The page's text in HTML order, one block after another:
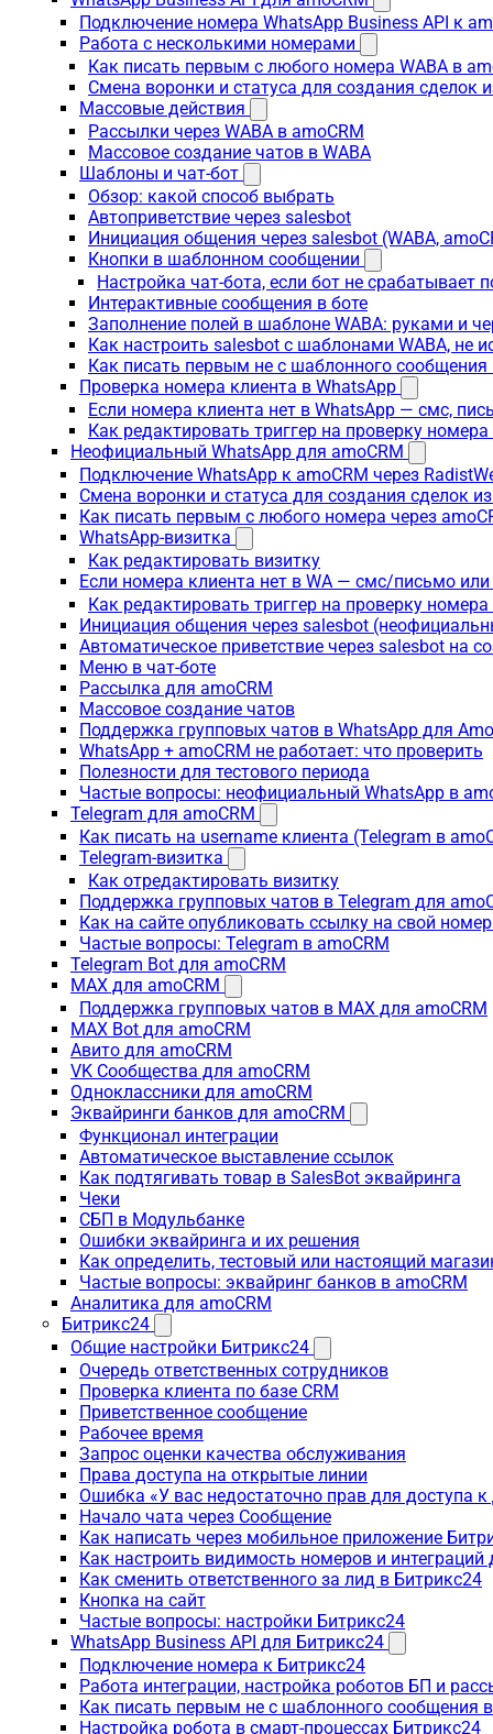
Подключение номера WhatsApp Business API к
Работа с несколькими номерами
Как писать первым с любого номера WABA в
Смена воронки и статуса для создания сделок
Массовые действия
Рассылки через WABA в amoCRM
Массовое создание чатов в WABA
Шаблоны и чат-бот
Обзор: какой способ выбрать
Автоприветствие через salesbot
Инициация общения через salesbot (WABA,
Кнопки в шаблонном сообщении
Настройка чат-бота, если бот не срабатывает
Интерактивные сообщения в боте
Заполнение полей в шаблоне WABA: руками и
Как настроить salesbot с шаблонами WABA, не
Как писать первым не с шаблонного сообщения
Проверка номера клиента в WhatsApp
Если номера клиента нет в WhatsApp — смс,
Как редактировать триггер на проверку номера
Неофициальный WhatsApp для amoCRM
Подключение WhatsApp к amoCRM через
Смена воронки и статуса для создания сделок
Как писать первым с любого номера через
WhatsApp-визитка
Как редактировать визитку
Если номера клиента нет в WA — смс/письмо
Как редактировать триггер на проверку
Инициация общения через salesbot
Автоматическое приветствие через salesbot на
Меню в чат-боте
Рассылка для amoCRM
Массовое создание чатов
Поддержка групповых чатов в WhatsApp для
WhatsApp + amoCRM не работает: что проверить
Полезности для тестового периода
Частые вопросы: неофициальный WhatsApp в
Telegram для amoCRM
Как писать на username клиента (Telegram в
Telegram-визитка
Как отредактировать визитку
Поддержка групповых чатов в Telegram для
Как на сайте опубликовать ссылку на свой
Частые вопросы: Telegram в amoCRM
Telegram Bot для amoCRM
MAX для amoCRM
Поддержка групповых чатов в MAX для amoCRM
MAX Bot для amoCRM
Авито для amoCRM
VK Сообщества для amoCRM
Одноклассники для amoCRM
Эквайринги банков для amoCRM
Функционал интеграции
Автоматическое выставление ссылок
Как подтягивать товар в SalesBot эквайринга
Чеки
СБП в Модульбанке
Ошибки эквайринга и их решения
Как определить, тестовый или настоящий
Частые вопросы: эквайринг банков в amoCRM
Аналитика для amoCRM
Битрикс24
Общие настройки Битрикс24
Очередь ответственных сотрудников
Проверка клиента по базе CRM
Приветственное сообщение
Рабочее время
Запрос оценки качества обслуживания
Права доступа на открытые линии
Ошибка «У вас недостаточно прав для доступа
Начало чата через Сообщение
Как написать через мобильное приложение
Как настроить видимость номеров и
Как сменить ответственного за лид в Битрикс24
Кнопка на сайт
Частые вопросы: настройки Битрикс24
WhatsApp Business API для Битрикс24
Подключение номера к Битрикс24
Работа интеграции, настройка роботов БП и
Как писать первым не с шаблонного сообщения
Настройка робота в смарт-процессах Битрикс24